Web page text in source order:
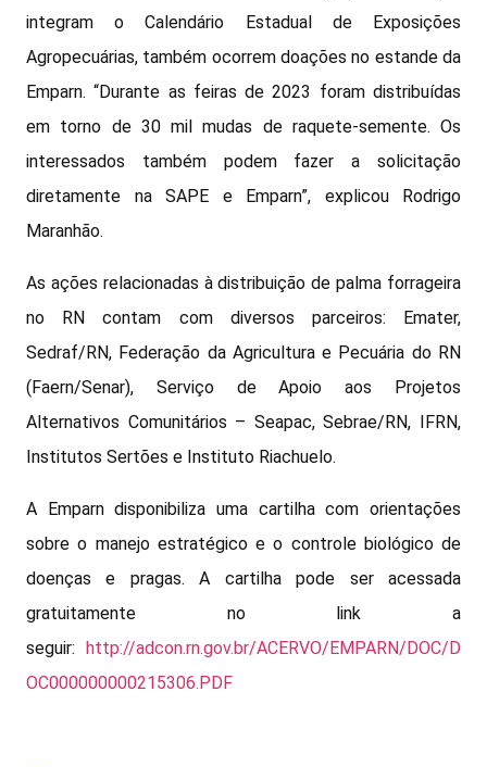
integram o Calendário Estadual de Exposições
Agropecuárias, também ocorrem doações no estande da
Emparn. “Durante as feiras de 2023 foram distribuídas
em torno de 30 mil mudas de raquete-semente. Os
interessados também podem fazer a solicitação
diretamente na SAPE e Emparn”, explicou Rodrigo
Maranhão.
As ações relacionadas à distribuição de palma forrageira
no RN contam com diversos parceiros: Emater,
Sedraf/RN, Federação da Agricultura e Pecuária do RN
(Faern/Senar), Serviço de Apoio aos Projetos
Alternativos Comunitários – Seapac, Sebrae/RN, IFRN,
Institutos Sertões e Instituto Riachuelo.
A Emparn disponibiliza uma cartilha com orientações
sobre o manejo estratégico e o controle biológico de
doenças e pragas. A cartilha pode ser acessada
gratuitamente no link a
seguir: http://adcon.rn.gov.br/ACERVO/EMPARN/DOC/D
OC000000000215306.PDF